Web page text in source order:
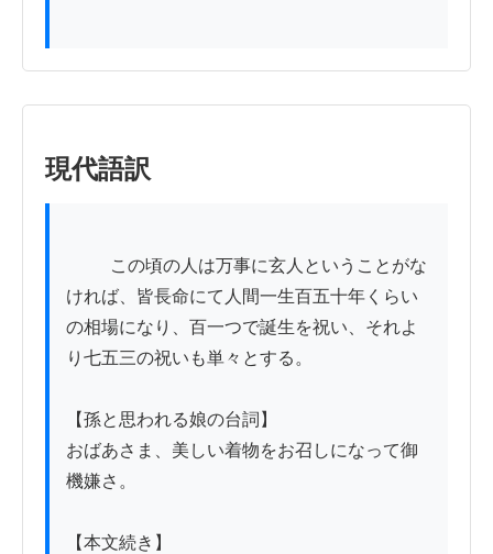
現代語訳
ければ、皆長命にて人間一生百五十年くらい
の相場になり、百一つで誕生を祝い、それよ
り七五三の祝いも単々とする。
【孫と思われる娘の台詞】
おばあさま、美しい着物をお召しになって御
機嫌さ。
【本文続き】